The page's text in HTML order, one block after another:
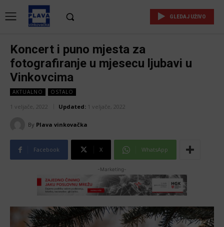
GLEDAJ UŽIVO
Koncert i puno mjesta za
fotografiranje u mjesecu ljubavi u
Vinkovcima
AKTUALNO OSTALO
1 veljače, 2022 Updated: 1 veljače, 2022
By Plava vinkovačka
Facebook X WhatsApp
-Marketing-